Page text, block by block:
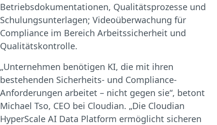
Betriebsdokumentationen, Qualitätsprozesse und
Schulungsunterlagen; Videoüberwachung für
Compliance im Bereich Arbeitssicherheit und
Qualitätskontrolle.
„Unternehmen benötigen KI, die mit ihren
bestehenden Sicherheits- und Compliance-
Anforderungen arbeitet – nicht gegen sie“, betont
Michael Tso, CEO bei Cloudian. „Die Cloudian
HyperScale AI Data Platform ermöglicht sicheren